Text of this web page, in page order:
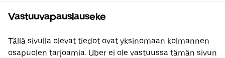
Vastuuvapauslauseke
Tällä sivulla olevat tiedot ovat yksinomaan kolmannen
osapuolen tarjoamia. Uber ei ole vastuussa tämän sivun